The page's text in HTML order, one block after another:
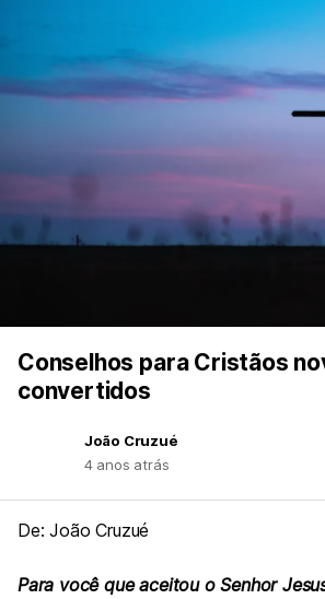
Conselhos para Cristãos
convertidos
João Cruzué
4 anos atrás
De: João Cruzué
Para você que aceitou o Senhor